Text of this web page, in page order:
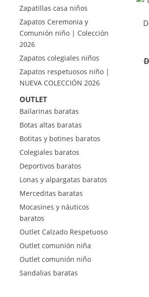
Zapatillas casa niños
Zapatos Ceremonia y
Comunión niño | Colección
2026
Zapatos colegiales niños
Zapatos respetuosos niño |
NUEVA COLECCIÓN 2026
OUTLET
Bailarinas baratas
Botas altas baratas
Botitas y botines baratos
Colegiales baratos
Deportivos baratos
Lonas y alpargatas baratos
Merceditas baratas
Mocasines y náuticos
baratos
Outlet Calzado Respetuoso
Outlet comunión niña
Outlet comunión niño
Sandalias baratas